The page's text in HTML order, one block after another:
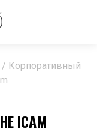
/ Корпоративный
ICAM